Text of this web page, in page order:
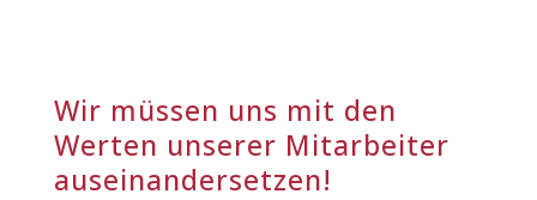
Wir müssen uns mit den
Werten unserer Mitarbeiter
auseinandersetzen!